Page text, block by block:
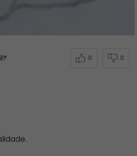
apaixonada com a qualidade
0 0